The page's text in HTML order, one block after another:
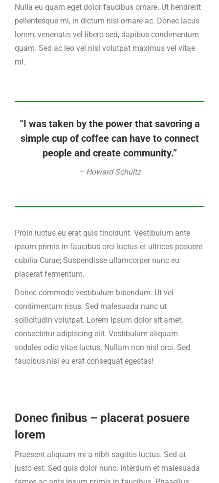
Nulla eu quam eget dolor faucibus ornare. Ut hendrerit
pellentesque mi, in dictum nisi ornare ac. Donec lacus
lorem, venenatis vel libero sed, dapibus condimentum
quam. Sed ac leo vel nisl volutpat maximus vel vitae
mi.
“I was taken by the power that savoring a
simple cup of coffee can have to connect
people and create community.”
– Howard Schultz
Proin luctus eu erat quis tincidunt. Vestibulum ante
ipsum primis in faucibus orci luctus et ultrices posuere
cubilia Curae; Suspendisse ullamcorper nunc eu
placerat fermentum.
Donec commodo vestibulum bibendum. Ut vel
condimentum risus. Sed malesuada nunc ut
sollicitudin volutpat. Lorem ipsum dolor sit amet,
consectetur adipiscing elit. Vestibulum aliquam
sodales odio vitae luctus. Nullam non nisl orci. Sed
faucibus nisl eu erat consequat egestas!
Donec finibus – placerat posuere
lorem
Praesent aliquam mi a nibh sagittis luctus. Sed at
justo est. Sed quis dolor nunc. Interdum et malesuada